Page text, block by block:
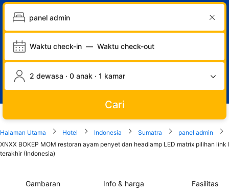
Waktu check-in — Waktu check-out
2 dewasa · 0 anak · 1 kamar
Cari
Halaman Utama Hotel Indonesia Sumatra
panel admin
XNXX BOKEP MOM restoran ayam penyet dan headlamp LED matrix pilihan
terakhir (Indonesia)
Gambaran Info & harga Fasilitas